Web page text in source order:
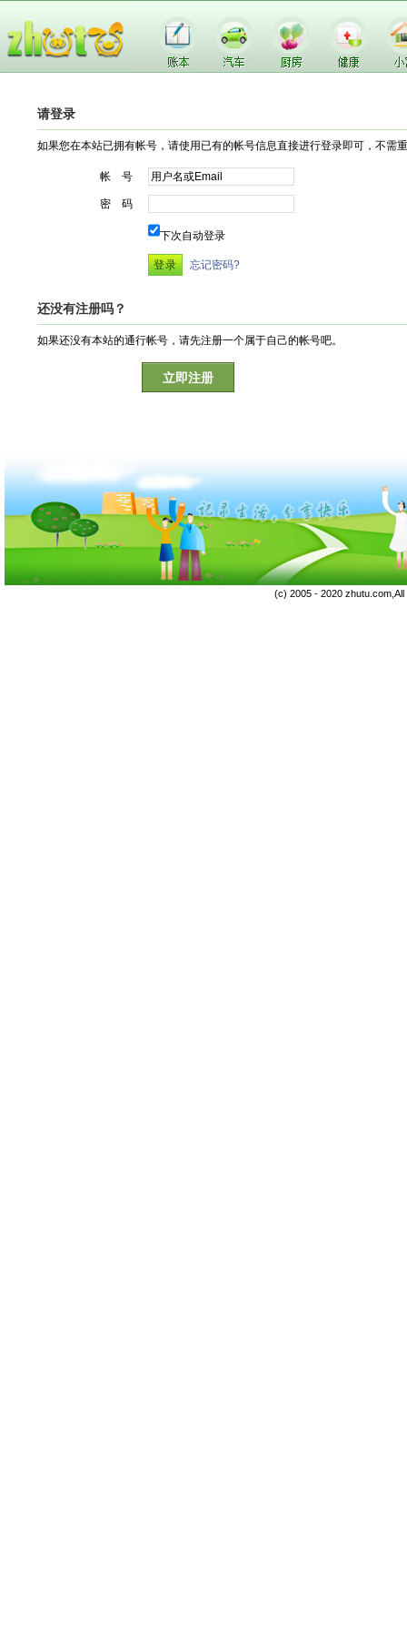
请登录
如果您在本站已拥有帐号，请使用已有的帐号信息直接进行登录即可，不需
帐 号
密 码
下次自动登录
忘记密码?
还没有注册吗？
如果还没有本站的通行帐号，请先注册一个属于自己的帐号吧。
立即注册
(c) 2005 - 2020